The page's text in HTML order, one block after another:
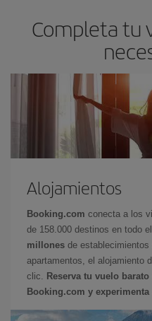
Completa tu
Alojamientos
Booking.com conecta a los
de 158.000 destinos en todo
millones de
apartamentos, el alojamiento
clic.
Reserva tu vuelo
Booking.com y